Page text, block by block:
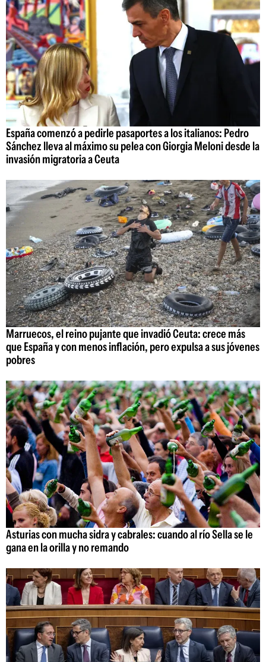
España comenzó a pedirle pasaportes a los italianos: Pedro
Sánchez lleva al máximo su pelea con Giorgia Meloni desde la
invasión migratoria a Ceuta
Marruecos, el reino pujante que invadió Ceuta: crece más
que España y con menos inflación, pero expulsa a sus jóvenes
pobres
Asturias con mucha sidra y cabrales: cuando al río Sella se le
gana en la orilla y no remando